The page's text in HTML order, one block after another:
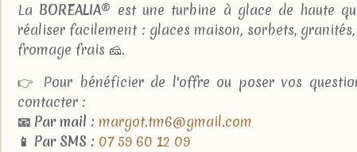
La BOREALIA® est une turbine à glace de haute
réaliser facilement : glaces maison, sorbets,
fromage frais 🧀.
👉 Pour bénéficier de l'offre ou poser vos
contacter :
📧 Par mail : margot.tm6@gmail.com
📱 Par SMS : 07 59 60 12 09